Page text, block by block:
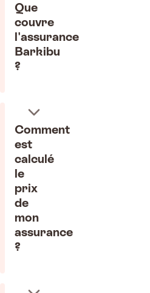
Que
couvre
l'assurance
Barkibu
?
Comment
est
calculé
le
prix
de
mon
assurance
?